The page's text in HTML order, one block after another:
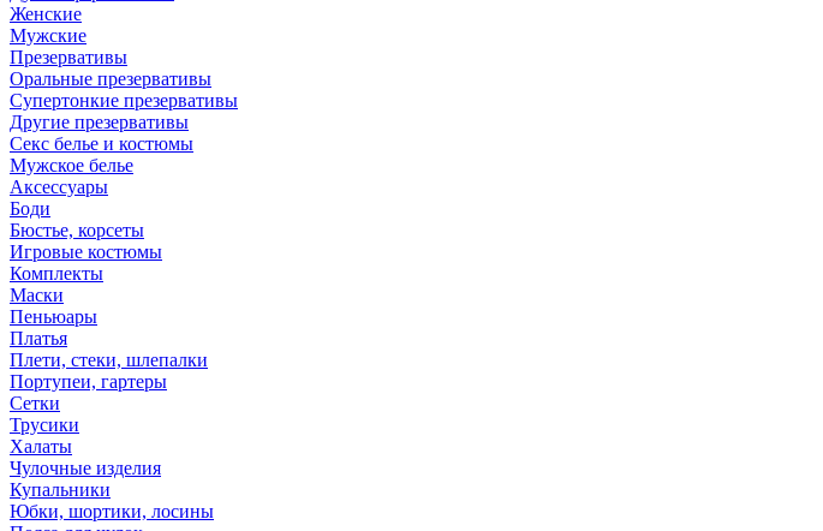
Женские
Мужские
Презервативы
Оральные презервативы
Супертонкие презервативы
Другие презервативы
Секс белье и костюмы
Мужское белье
Аксессуары
Боди
Бюстье, корсеты
Игровые костюмы
Комплекты
Маски
Пеньюары
Платья
Плети, стеки, шлепалки
Портупеи, гартеры
Сетки
Трусики
Халаты
Чулочные изделия
Купальники
Юбки, шортики, лосины